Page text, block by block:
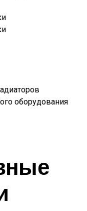
оборудования